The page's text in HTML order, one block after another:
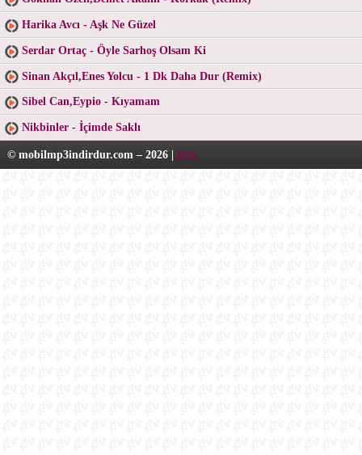
Harika Avcı - Aşk Ne Güzel
Serdar Ortaç - Öyle Sarhoş Olsam Ki
Sinan Akçıl,Enes Yolcu - 1 Dk Daha Dur (Remix)
Sibel Can,Eypio - Kıyamam
Nikbinler - İçimde Saklı
© mobilmp3indirdur.com – 2026 | RSS